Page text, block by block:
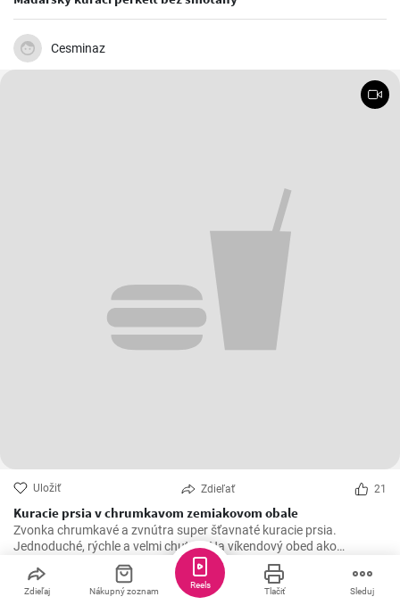
Cesminaz
Uložiť Zdieľať 21
Kuracie prsia v chrumkavom zemiakovom obale
Zvonka chrumkavé a zvnútra super šťavnaté kuracie prsia.
Jednoduché, rýchle a velmi chutné! Na víkendový obed ako
Zdieľaj Nákupný zoznam Tlačiť Sleduj
Reels